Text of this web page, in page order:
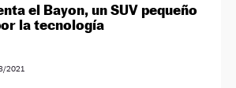
el Bayon, un SUV pequeño
la tecnología
2021